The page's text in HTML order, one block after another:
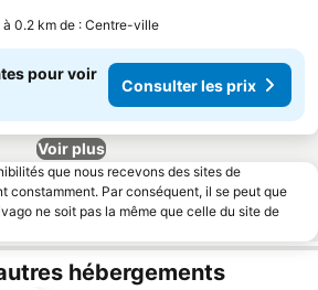
à 0.2 km de : Centre-ville
pour voir
Consulter les prix
Voir plus
que nous recevons des sites de
constamment. Par conséquent, il se peut que
ne soit pas la même que celle du site de
hébergements